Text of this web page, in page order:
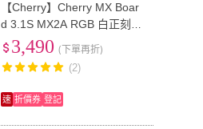
【Cherry】Cherry MX Boar
d 3.1S MX2A RGB 白正刻
極光軸(3.1S RGB 白 極光軸
二代軸 機械 電競 鍵盤)
3,490 (下單再折)
(2)
速 折價券 登記